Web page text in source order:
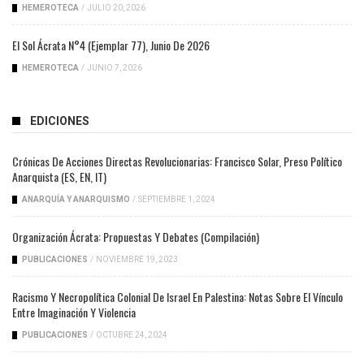
HEMEROTECA / JULIO 20, 2026
El Sol Ácrata N°4 (ejemplar 77), Junio De 2026
HEMEROTECA / JUNIO 7, 2026
EDICIONES
Crónicas De Acciones Directas Revolucionarias: Francisco Solar, Preso Político
Anarquista (ES, EN, IT)
ANARQUÍA Y ANARQUISMO / SEPTIEMBRE 1, 2024
Organización Ácrata: Propuestas Y Debates (compilación)
PUBLICACIONES / NOVIEMBRE 19, 2023
Racismo Y Necropolítica Colonial De Israel En Palestina: Notas Sobre El Vínculo
Entre Imaginación Y Violencia
PUBLICACIONES / OCTUBRE 24, 2024